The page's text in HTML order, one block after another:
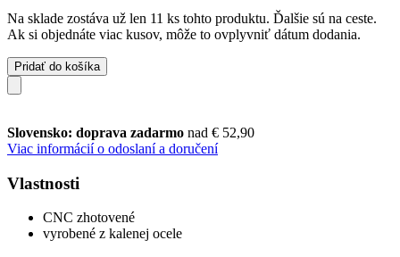
Na sklade zostáva už len 11 ks tohto produktu. Ďalšie sú na ceste.
Ak si objednáte viac kusov, môže to ovplyvniť dátum dodania.
Pridať do košíka
Slovensko: doprava zadarmo nad € 52,90
Viac informácií o odoslaní a doručení
Vlastnosti
CNC zhotovené
vyrobené z kalenej ocele